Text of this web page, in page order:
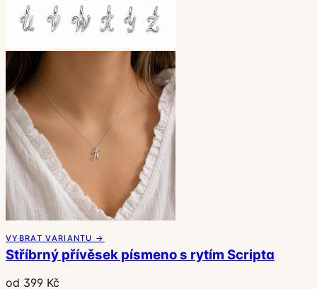
VYBRAT VARIANTU →
Stříbrný přívěsek písmeno s rytím Scripta
od 399 Kč